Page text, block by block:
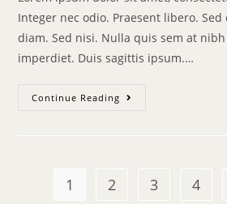
Integer nec odio. Praesent libero.
diam. Sed nisi. Nulla quis sem at
imperdiet. Duis sagittis ipsum.…
Continue Reading
1 2 3 4